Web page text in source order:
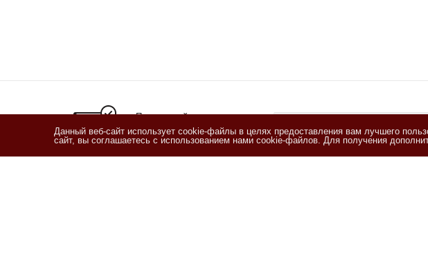
Подписывайтесь
на новости и акции
Я ознакомлен(а) сПолитикой
Данный веб-сайт использует cookie-файлы в целях предоставления вам лучшего
сайт, вы соглашаетесь с использованием нами cookie-файлов. Для получения